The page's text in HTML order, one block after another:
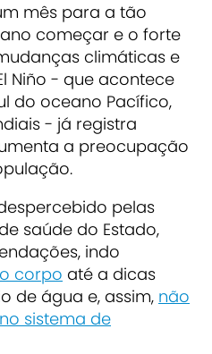
mês para a tão
começar e o forte
climáticas e
Niño - que acontece
do oceano Pacífico,
- já registra
a preocupação
pelas
saúde do Estado,
indo
corpo até a dicas
de água e, assim, não
sistema de